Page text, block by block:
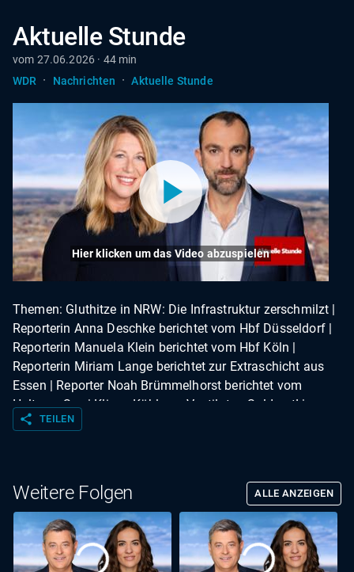
Aktuelle Stunde
vom 27.06.2026 · 44 min
WDR
· Nachrichten · Aktuelle Stunde
Hier klicken um das Video abzuspielen
Themen: Gluthitze in NRW: Die Infrastruktur zerschmilzt |
Reporterin Anna Deschke berichtet vom Hbf Düsseldorf |
Reporterin Manuela Klein berichtet vom Hbf Köln |
Reporterin Miriam Lange berichtet zur Extraschicht aus
Essen | Reporter Noah Brümmelhorst berichtet vom
Haltener See | Klima, Kühlung, Ventilator: Sold out! |
Erneut US-Angriffe auf Iran | Hydration Break: Drink it like
Ruhrpott vs. Berlin: Wer macht die bessere Currywurst? |
Vor 45 Jahren 1. Schimanski-Tatort | Kompakt | Wetter
share TEILEN
Weitere Folgen ALLE ANZEIGEN